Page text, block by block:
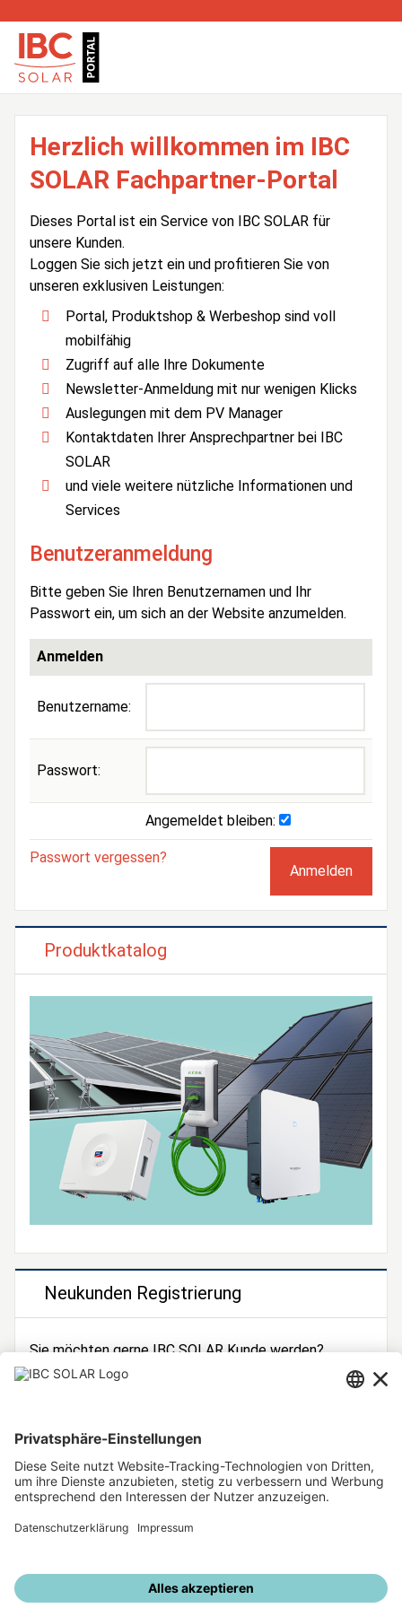
Herzlich willkommen im IBC
SOLAR Fachpartner-Portal
Dieses Portal ist ein Service von IBC SOLAR für
unsere Kunden.
Loggen Sie sich jetzt ein und profitieren Sie von
unseren exklusiven Leistungen:
Portal, Produktshop & Werbeshop sind voll
mobilfähig
Zugriff auf alle Ihre Dokumente
Newsletter-Anmeldung mit nur wenigen Klicks
Auslegungen mit dem PV Manager
Kontaktdaten Ihrer Ansprechpartner bei IBC
SOLAR
und viele weitere nützliche Informationen und
Services
Benutzeranmeldung
Bitte geben Sie Ihren Benutzernamen und Ihr
Passwort ein, um sich an der Website anzumelden.
Anmelden
Benutzername:
Passwort:
Angemeldet bleiben:
Passwort vergessen?
Produktkatalog
Neukunden Registrierung
Sie möchten gerne IBC SOLAR Kunde werden?
Dann registrieren Sie sich jetzt!
Unsere weiteren Angebote
IBC SOLAR Webseite